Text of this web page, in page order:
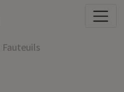
Fauteuils